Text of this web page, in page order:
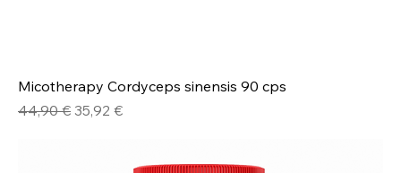
Micotherapy Cordyceps sinensis 90 cps
Prezzo regolare
44,90 € Prezzo scontato
35,92 €